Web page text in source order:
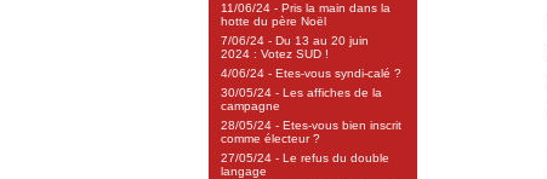
11/06/24 - Pris la main dans la
hotte du père Noël
7/06/24 - Du 13 au 20 juin
2024 : Votez SUD !
4/06/24 - Etes-vous syndi-calé ?
30/05/24 - Les affiches de la
campagne
28/05/24 - Etes-vous bien inscrit
comme électeur ?
27/05/24 - Le refus du double
langage